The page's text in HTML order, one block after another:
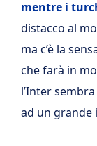
mentre i
distacco al
ma c’è la
che farà in
l’Inter
ad un grande